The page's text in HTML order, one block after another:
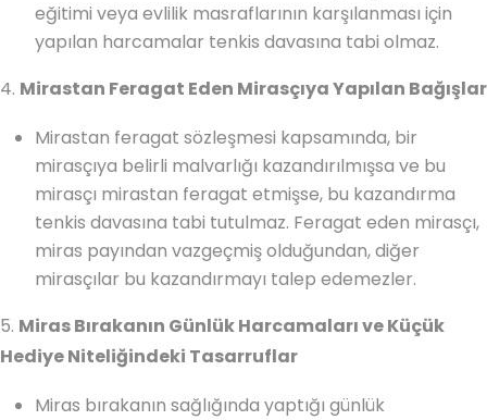
eğitimi veya evlilik masraflarının karşılanması için
yapılan harcamalar tenkis davasına tabi olmaz.
4. Mirastan Feragat Eden Mirasçıya Yapılan Bağışlar
Mirastan feragat sözleşmesi kapsamında, bir
mirasçıya belirli malvarlığı kazandırılmışsa ve bu
mirasçı mirastan feragat etmişse, bu kazandırma
tenkis davasına tabi tutulmaz. Feragat eden mirasçı,
miras payından vazgeçmiş olduğundan, diğer
mirasçılar bu kazandırmayı talep edemezler.
5. Miras Bırakanın Günlük Harcamaları ve Küçük
Hediye Niteliğindeki Tasarruflar
Miras bırakanın sağlığında yaptığı günlük